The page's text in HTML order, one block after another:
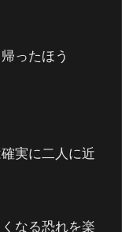
ったほう
実に二人に近
なる恐れを楽